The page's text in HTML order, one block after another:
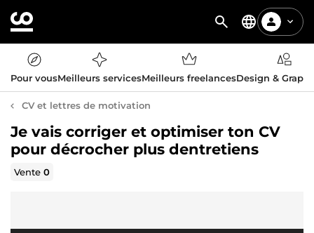
Pour vousMeilleurs servicesMeilleurs freelancesDesign &
CV et lettres de motivation
Je vais corriger et optimiser ton CV
pour décrocher plus dentretiens
Vente0